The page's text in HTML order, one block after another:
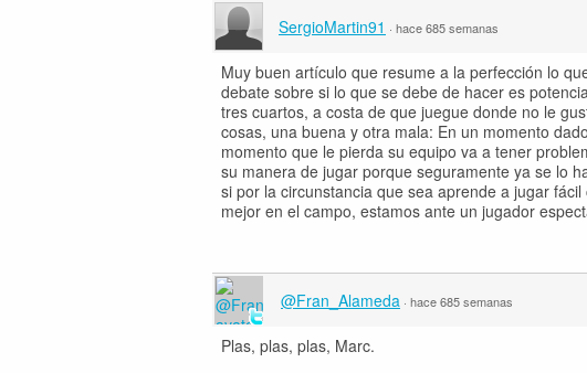
SergioMartin91 · hace 685 semanas
Muy buen artículo que resume a la perfección lo
debate sobre si lo que se debe de hacer es
tres cuartos, a costa de que juegue donde no le
cosas, una buena y otra mala: En un momento
momento que le pierda su equipo va a tener
su manera de jugar porque seguramente ya se lo
si por la circunstancia que sea aprende a jugar
mejor en el campo, estamos ante un jugador
@Fran_Alameda · hace 685 semanas
Plas, plas, plas, Marc.